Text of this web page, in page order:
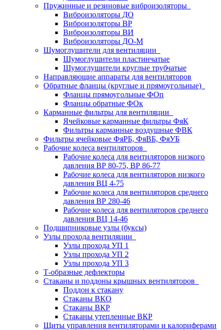
Пружинные и резиновые виброизоляторы
Виброизоляторы ДО
Виброизоляторы ВР
Виброизоляторы ВИ
Виброизоляторы ДО-М
Шумоглушители для вентиляции
Шумоглушители пластинчатые
Шумоглушители круглые трубчатые
Направляющие аппараты для вентиляторов
Обратные фланцы (круглые и прямоугольные)
Фланцы прямоугольные ФОп
Фланцы обратные ФОк
Карманные фильтры для вентиляции
Ячейковые карманные фильтры ФяК
Фильтры карманные воздушные ФВК
Фильтры ячейковые ФяРБ, ФяВБ, ФяУБ
Рабочие колеса вентиляторов
Рабочие колеса для вентиляторов низкого
давления ВР 80-75, ВР 86-77
Рабочие колеса для вентиляторов низкого
давления ВЦ 4-75
Рабочие колеса для вентиляторов среднего
давления ВР 280-46
Рабочие колеса для вентиляторов среднего
давления ВЦ 14-46
Подшипниковые узлы (буксы)
Узлы прохода вентиляции
Узлы прохода УП 1
Узлы прохода УП 2
Узлы прохода УП 3
Т-образные дефлекторы
Стаканы и поддоны крышных вентиляторов
Поддон к стакану
Стаканы ВКО
Стаканы ВКР
Стаканы утепленные ВКР
Щиты управления вентиляторами и калориферами